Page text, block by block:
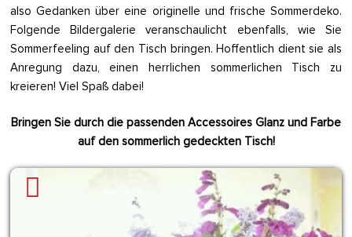
also Gedanken über eine originelle und frische Sommerdeko.
Folgende Bildergalerie veranschaulicht ebenfalls, wie Sie
Sommerfeeling auf den Tisch bringen. Hoffentlich dient sie als
Anregung dazu, einen herrlichen sommerlichen Tisch zu
kreieren! Viel Spaß dabei!
Bringen Sie durch die passenden Accessoires Glanz und Farbe
auf den sommerlich gedeckten Tisch!